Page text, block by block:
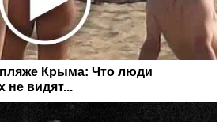
Крыма: Что люди
не видят...